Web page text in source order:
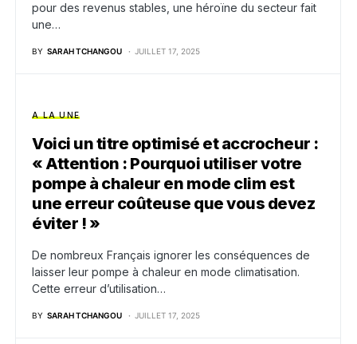
pour des revenus stables, une héroïne du secteur fait
une…
BY SARAH TCHANGOU JUILLET 17, 2025
A LA UNE
Voici un titre optimisé et accrocheur :
« Attention : Pourquoi utiliser votre
pompe à chaleur en mode clim est
une erreur coûteuse que vous devez
éviter ! »
De nombreux Français ignorer les conséquences de
laisser leur pompe à chaleur en mode climatisation.
Cette erreur d’utilisation…
BY SARAH TCHANGOU JUILLET 17, 2025